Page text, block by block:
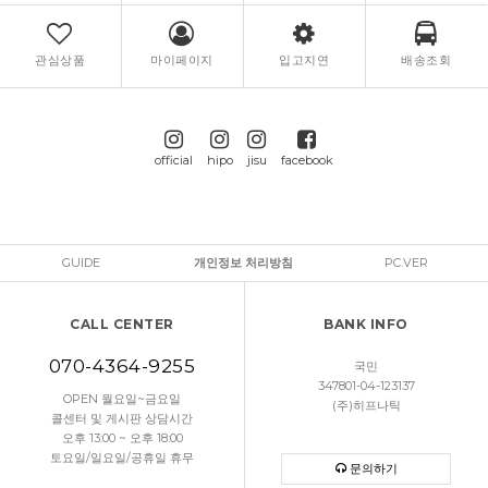
관심상품 마이페이지 입고지연 배송조회
official hipo jisu facebook
GUIDE 개인정보 처리방침 PC.VER
CALL CENTER
070-4364-9255
OPEN 월요일~금요일
콜센터 및 게시판 상담시간
오후 13:00 ~ 오후 18:00
토요일/일요일/공휴일 휴무
BANK INFO
국민
347801-04-123137
(주)히프나틱
문의하기